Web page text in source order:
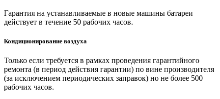
Гарантия на устанавливаемые в новые машины батареи
действует в течение 50 рабочих часов.
Кондиционирование воздуха
Только если требуется в рамках проведения гарантийного
ремонта (в период действия гарантии) по вине производителя
(за исключением периодических заправок) но не более 500
рабочих часов.